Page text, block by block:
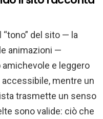
del sito — la
animazioni —
e leggero
mentre un
trasmette un senso
sono valide: ciò che